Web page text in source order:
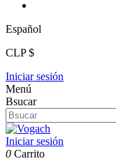
Español
CLP $
Iniciar sesión
Menú
Bsucar
Iniciar sesión
0 Carrito